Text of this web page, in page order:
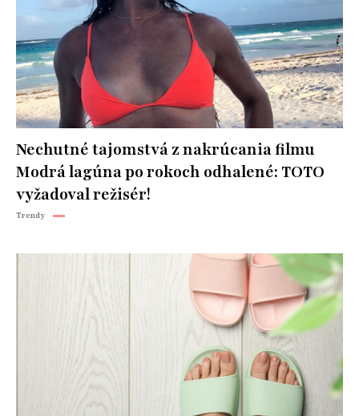
Nechutné tajomstvá z nakrúcania filmu
Modrá lagúna po rokoch odhalené: TOTO
vyžadoval režisér!
Trendy